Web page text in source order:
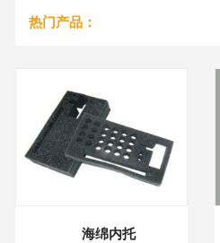
热门产品：
海绵内托